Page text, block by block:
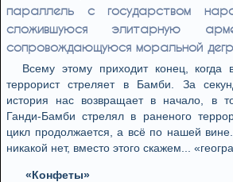
параллель с государством
сложившуюся элитарную
сопровождающуюся моральной
Всему этому приходит конец, когда
террорист стреляет в Бамби. За
история нас возвращает в начало, в
Ганди-Бамби стрелял в раненого
цикл продолжается, а всё по нашей
никакой нет, вместо этого скажем...
«Конфеты»